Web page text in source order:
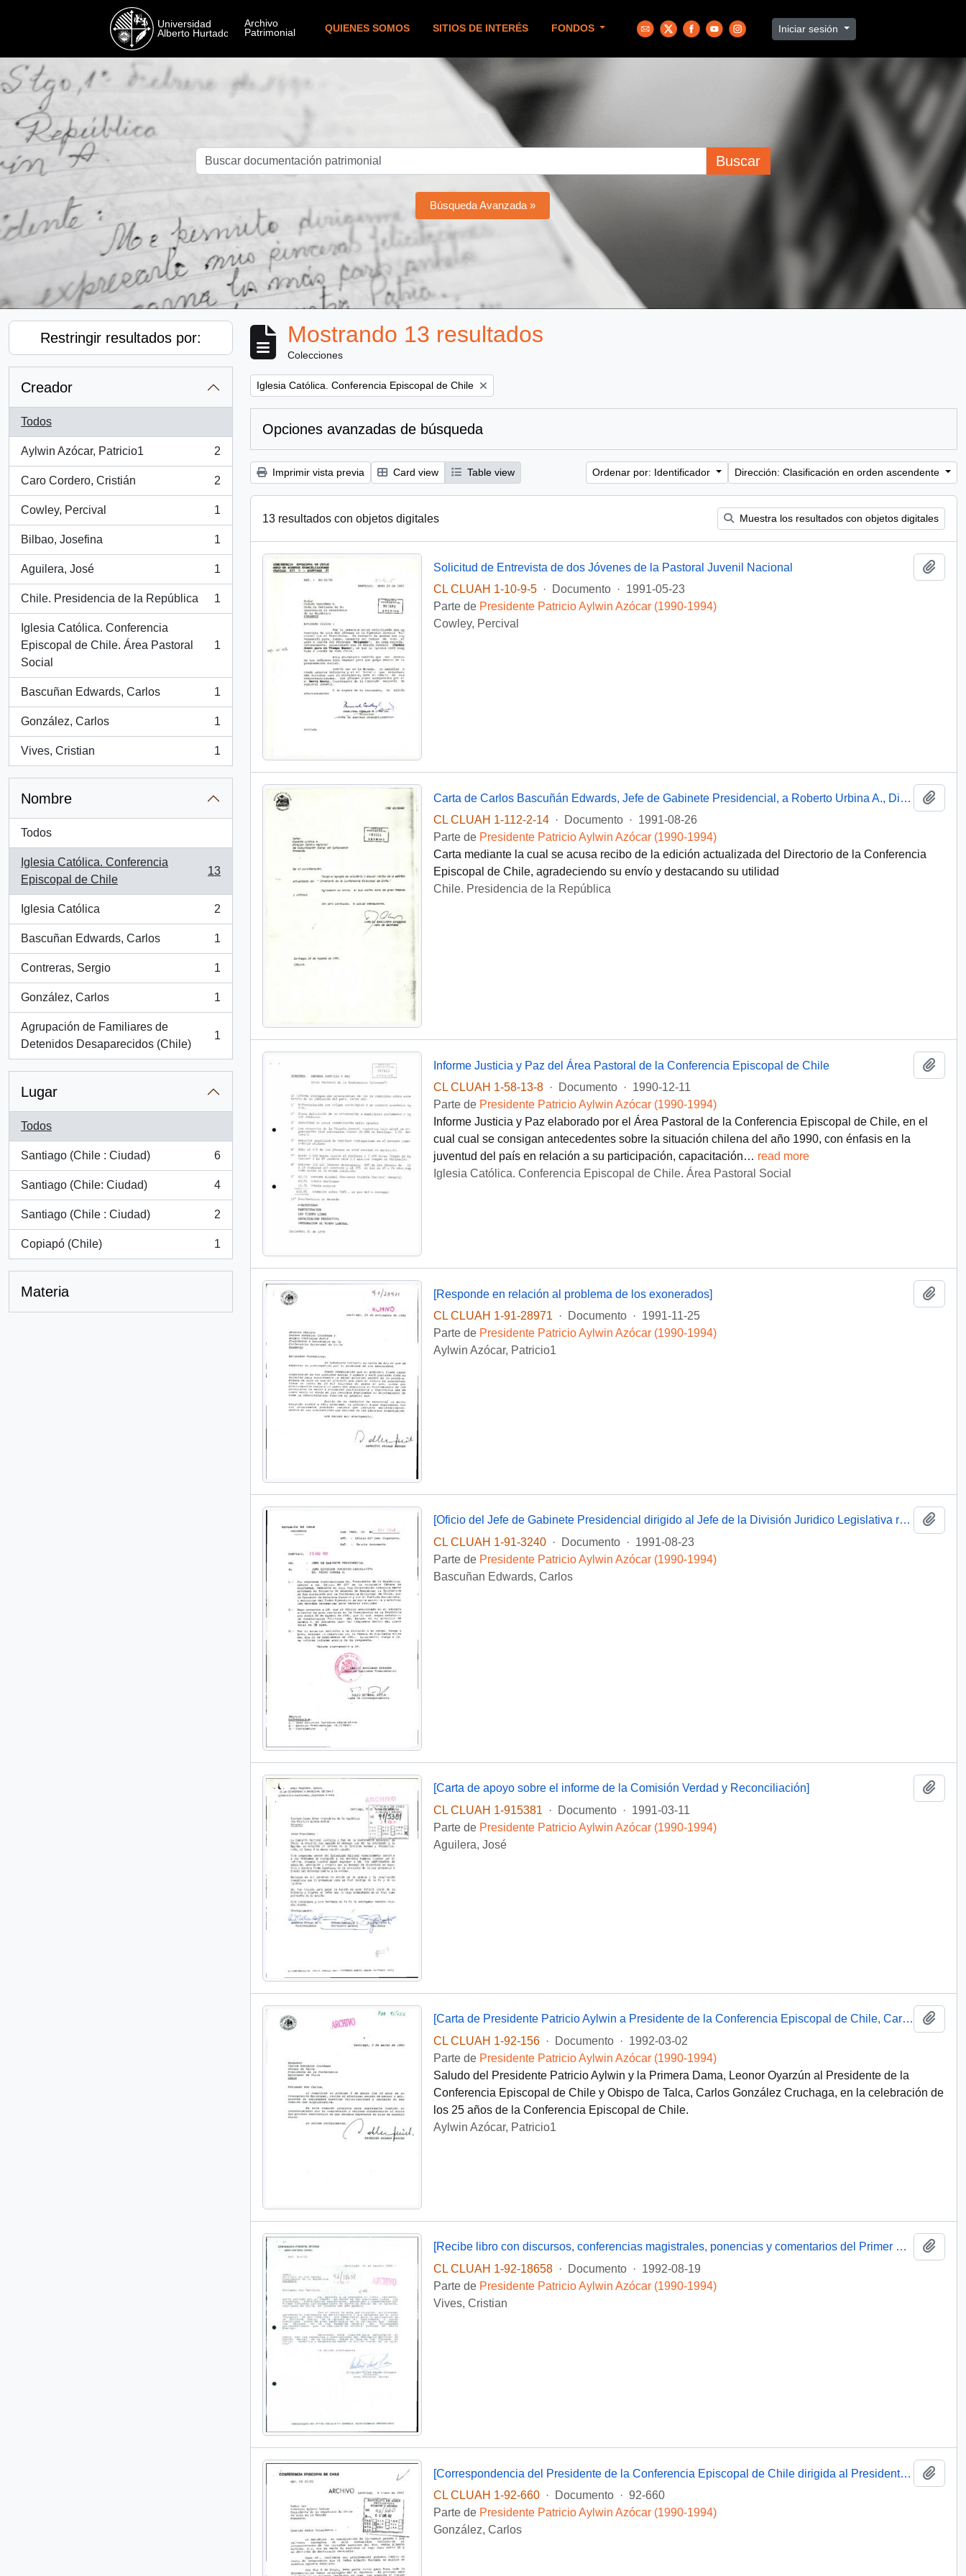
QUIENES SOMOS SITIOS DE INTERÉS FONDOS Iniciar sesión
Buscar
Búsqueda Avanzada »
Restringir resultados por:
Creador
Todos
Aylwin Azócar, Patricio1
, 2 resultados
2
Caro Cordero, Cristián
, 2 resultados
2
Cowley, Percival
, 1 resultados
1
Bilbao, Josefina
, 1 resultados
1
Aguilera, José
, 1 resultados
1
Chile. Presidencia de la República
, 1 resultados
1
Iglesia Católica. Conferencia
Episcopal de Chile. Área Pastoral
Social
, 1 resultados
1
Bascuñan Edwards, Carlos
, 1 resultados
1
González, Carlos
, 1 resultados
1
Vives, Cristian
, 1 resultados
1
Nombre
Todos
Iglesia Católica. Conferencia
Episcopal de Chile
, 13 resultados
13
Iglesia Católica
, 2 resultados
2
Bascuñan Edwards, Carlos
, 1 resultados
1
Contreras, Sergio
, 1 resultados
1
González, Carlos
, 1 resultados
1
Agrupación de Familiares de
Detenidos Desaparecidos (Chile)
, 1 resultados
1
Lugar
Todos
Santiago (Chile : Ciudad)
, 6 resultados
6
Santiago (Chile: Ciudad)
, 4 resultados
4
Santiago (Chile : Ciudad)
, 2 resultados
2
Copiapó (Chile)
, 1 resultados
1
Materia
Mostrando 13 resultados
Colecciones
Remove filter:
Iglesia Católica. Conferencia Episcopal de Chile
Opciones avanzadas de búsqueda
Imprimir vista previa Card view Table view Ordenar por: Identificador Dirección: Clasificación en orden ascendente
13 resultados con objetos digitales Muestra los resultados con objetos digitales
Solicitud de Entrevista de dos Jóvenes de la Pastoral Juvenil Nacional
CL CLUAH 1-10-9-5
· Documento · 1991-05-23
Parte de Presidente Patricio Aylwin Azócar (1990-1994)
Cowley, Percival
Carta de Carlos Bascuñán Edwards, Jefe de Gabinete Presidencial, a Roberto Urbina A., Director Centro Nacional de Comunicación Social del Episcopado
CL CLUAH 1-112-2-14
· Documento · 1991-08-26
Parte de Presidente Patricio Aylwin Azócar (1990-1994)
Carta mediante la cual se acusa recibo de la edición actualizada del Directorio de la Conferencia
Episcopal de Chile, agradeciendo su envío y destacando su utilidad
Chile. Presidencia de la República
Informe Justicia y Paz del Área Pastoral de la Conferencia Episcopal de Chile
CL CLUAH 1-58-13-8
· Documento · 1990-12-11
Parte de Presidente Patricio Aylwin Azócar (1990-1994)
Informe Justicia y Paz elaborado por el Área Pastoral de la Conferencia Episcopal de Chile, en el
cual cual se consigan antecedentes sobre la situación chilena del año 1990, con énfasis en la
juventud del país en relación a su participación, capacitación… read more
Iglesia Católica. Conferencia Episcopal de Chile. Área Pastoral Social
[Responde en relación al problema de los exonerados]
CL CLUAH 1-91-28971
· Documento · 1991-11-25
Parte de Presidente Patricio Aylwin Azócar (1990-1994)
Aylwin Azócar, Patricio1
[Oficio del Jefe de Gabinete Presidencial dirigido al Jefe de la División Juridico Legislativa referente a iniciativa de la Conferencia Episcopal de Chile]
CL CLUAH 1-91-3240
· Documento · 1991-08-23
Parte de Presidente Patricio Aylwin Azócar (1990-1994)
Bascuñan Edwards, Carlos
[Carta de apoyo sobre el informe de la Comisión Verdad y Reconciliación]
CL CLUAH 1-915381
· Documento · 1991-03-11
Parte de Presidente Patricio Aylwin Azócar (1990-1994)
Aguilera, José
[Carta de Presidente Patricio Aylwin a Presidente de la Conferencia Episcopal de Chile, Carlos González Cruchaga]
CL CLUAH 1-92-156
· Documento · 1992-03-02
Parte de Presidente Patricio Aylwin Azócar (1990-1994)
Saludo del Presidente Patricio Aylwin y la Primera Dama, Leonor Oyarzún al Presidente de la
Conferencia Episcopal de Chile y Obispo de Talca, Carlos González Cruchaga, en la celebración de
los 25 años de la Conferencia Episcopal de Chile.
Aylwin Azócar, Patricio1
[Recibe libro con discursos, conferencias magistrales, ponencias y comentarios del Primer Congreso Latinoamericano de Doctrina Social de la Iglesia]
CL CLUAH 1-92-18658
· Documento · 1992-08-19
Parte de Presidente Patricio Aylwin Azócar (1990-1994)
Vives, Cristian
[Correspondencia del Presidente de la Conferencia Episcopal de Chile dirigida al Presidente Patricio Aylwin]
CL CLUAH 1-92-660
· Documento · 92-660
Parte de Presidente Patricio Aylwin Azócar (1990-1994)
González, Carlos